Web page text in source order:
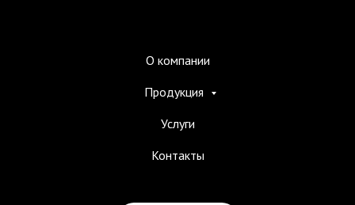
О компании
Продукция
Услуги
Контакты